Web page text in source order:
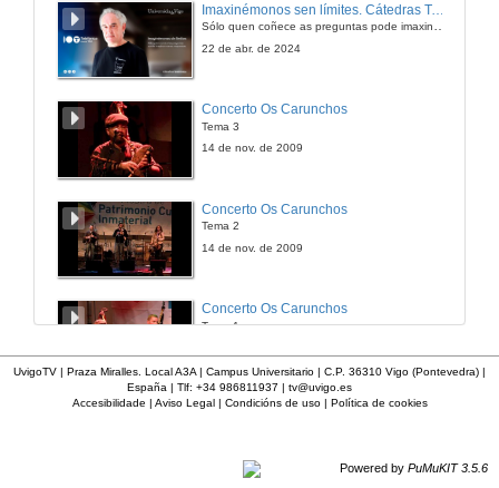
Imaxinémonos sen límites. Cátedras Telefónica
Sólo quen coñece as preguntas pode imaxinar novas respostas
22 de abr. de 2024
Concerto Os Carunchos
Tema 3
14 de nov. de 2009
Concerto Os Carunchos
Tema 2
14 de nov. de 2009
Concerto Os Carunchos
Tema 1
Concerto Os Carunchos
UvigoTV | Praza Miralles. Local A3A | Campus Universitario | C.P. 36310 Vigo (Pontevedra) |
España | Tlf: +34 986811937 | tv@uvigo.es
Accesibilidade | Aviso Legal| Condicións de uso| Política de cookies
Powered by PuMuKIT 3.5.6